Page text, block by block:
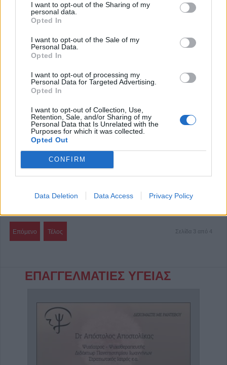
I want to opt-out of the Sharing of my
personal data.
Opted In
I want to opt-out of the Sale of my
Personal Data.
Opted In
I want to opt-out of processing my
Personal Data for Targeted Advertising.
Opted In
I want to opt-out of Collection, Use,
Retention, Sale, and/or Sharing of my
Personal Data that Is Unrelated with the
Purposes for which it was collected.
Opted Out
CONFIRM
Data Deletion Data Access Privacy Policy
στο Δήμο Μουζακίου που έχουν ενταχθεί στην εργολαβία
που υλοποιεί η εταιρεία « ΑΚΤΩΡ» με
και ιδιαίτερα αυτών που αφορούν στην Κοινότητα Οξυάς,
έθεσε με ερώτησή του στη συνεδρίαση του Δημοτικού
Συμβουλίου Μουζακίου, το βράδυ της Τετάρτης (28/5) ο
Δημοτικός Σύμβουλος κ.Ηλ. Σερίφης, επισημαίνοντας
λύνουν κανένα πρόβλημα σύνδεσης των οικισμών της
Κοινότητας.
Κατηγορία Τοπική Επικαιρότητα 29 Μαϊ 2025
Επόμενο Τέλος Σελίδα 3 από 4
ΕΠΑΓΓΕΛΜΑΤΙΕΣ ΥΓΕΙΑΣ